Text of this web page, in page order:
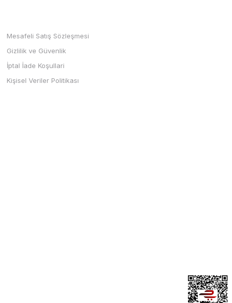
Mesafeli Satış Sözleşmesi
Gizlilik ve Güvenlik
İptal İade Koşullari
Kişisel Veriler Politikası